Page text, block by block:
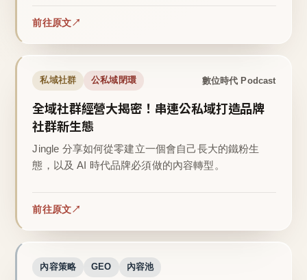
前往原文
私域社群 公私域閉環 數位時代 Podcast
全域社群經營大揭密！串連公私域打造品牌
社群新生態
Jingle 分享如何從零建立一個會自己長大的鐵粉生
態，以及 AI 時代品牌必須做的內容轉型。
前往原文
內容策略 GEO 內容池